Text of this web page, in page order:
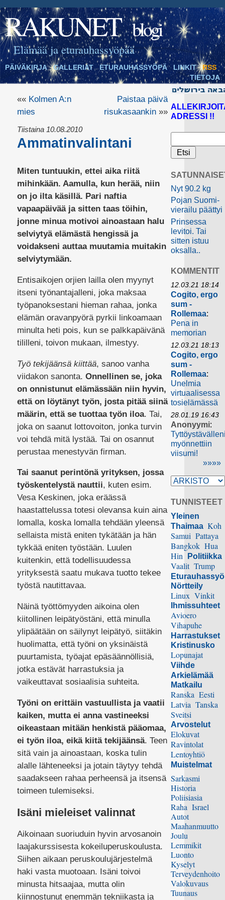
RAKUNET blogi
Elämää ja eturauhassyöpää
PÄIVÄKIRJA GALLERIAT ETURAUHASSYÖPÄ LINKIT
RSS
TIETOJA
«« Kolmen A:n
mies
Paistaa päivä
risukasaankin»»
Tiistaina 10.08.2010
Ammatinvalintani
Miten tuntuukin, ettei aika riitä
mihinkään. Aamulla, kun herää, niin
on jo ilta käsillä. Pari naftia
vapaapäivää ja sitten taas töihin,
jonne minua motivoi ainoastaan halu
selviytyä elämästä hengissä ja
voidakseni auttaa muutamia muitakin
selviytymään.
Entisaikojen orjien lailla olen myynyt
itseni työnantajalleni, joka maksaa
työpanoksestani hieman rahaa, jonka
elämän oravanpyörä pyrkii linkoamaan
minulta heti pois, kun se palkkapäivänä
tililleni, toivon mukaan, ilmestyy.
Työ tekijäänsä kiittää, sanoo vanha
viidakon sanonta. Onnellinen se, joka
on onnistunut elämässään niin hyvin,
että on löytänyt työn, josta pitää siinä
määrin, että se tuottaa työn iloa. Tai,
joka on saanut lottovoiton, jonka turvin
voi tehdä mitä lystää. Tai on osannut
perustaa menestyvän firman.
Tai saanut perintönä yrityksen, jossa
työskentelystä nauttii, kuten esim.
Vesa Keskinen, joka eräässä
haastattelussa totesi olevansa kuin aina
lomalla, koska lomalla tehdään yleensä
sellaista mistä eniten tykätään ja hän
tykkää eniten työstään. Luulen
kuitenkin, että todellisuudessa
yrityksestä saatu mukava tuotto tekee
työstä nautittavaa.
Näinä työttömyyden aikoina olen
kiitollinen leipätyöstäni, että minulla
ylipäätään on säilynyt leipätyö, siitäkin
huolimatta, että työni on yksinäistä
puurtamista, työajat epäsäännöllisiä,
jotka estävät harrastuksia ja
vaikeuttavat sosiaalisia suhteita.
Työni on erittäin vastuullista ja vaatii
kaiken, mutta ei anna vastineeksi
oikeastaan mitään henkistä pääomaa,
ei työn iloa, eikä kiitä tekijäänsä. Teen
sitä vain ja ainoastaan, koska tulin
alalle lähteneeksi ja jotain täytyy tehdä
saadakseen rahaa perheensä ja itsensä
toimeen tulemiseksi.
Isäni mieleiset valinnat
Aikoinaan suoriuduin hyvin arvosanoin
laajakurssisesta kokeiluperuskoulusta.
Siihen aikaan peruskoulujärjestelmä
haki vasta muotoaan. Isäni toivoi
minusta hitsaajaa, mutta olin
kiinnostunut enemmän tekniikasta ja
ADRESSI !!
Nyt 90.2 kg
Pojan Suomi-
vierailu päättyi
Prinsessa
levitoi. Tai
sitten istuu
oksalla..
KOMMENTIT
12.03.21 18:14
Cogito, ergo
sum -
Rollemaa:
Pena in
memorian
12.03.21 18:13
Cogito, ergo
sum -
Rollemaa:
Unelmia
virtuaalisessa
tosielämässä
28.01.19 16:43
Anonyymi:
myönnettiin
viisumi!
»»»»
TUNNISTEET
Yleinen
Thaimaa Koh
Samui Pattaya
Bangkok Hua
Hin
Politiikka
Vaalit Trump
Nörtteily
Linux Vinkit
Ihmissuhteet
Avioero
Vihapuhe
Harrastukset
Kristinusko
Lopunajat
Viihde
Arkielämää
Matkailu
Ranska Eesti
Latvia Tanska
Sveitsi
Arvostelut
Elokuvat
Ravintolat
Lentoyhtiö
Muistelmat
Sarkasmi
Historia
Poliisiasia
Raha Israel
Autot
Maahanmuutto
Joulu
Lemmikit
Luonto
Kyselyt
Terveydenhoito
Valokuvaus
Tuunaus